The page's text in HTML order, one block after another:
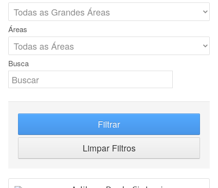
Áreas
Busca
Filtrar
Limpar Filtros